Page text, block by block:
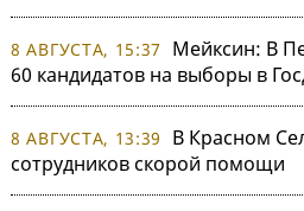
8 АВГУСТА, 15:37
Мейксин: В
60 кандидатов на выборы в
8 АВГУСТА, 13:39
В Красном
сотрудников скорой помощи